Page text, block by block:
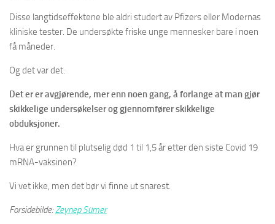
Disse langtidseffektene ble aldri studert av Pfizers eller Modernas
kliniske tester. De undersøkte friske unge mennesker bare i noen
få måneder.
Og det var det.
Det er er avgjørende, mer enn noen gang, å forlange at man gjør
skikkelige undersøkelser og gjennomfører skikkelige
obduksjoner.
Hva er grunnen til plutselig død 1 til 1,5 år etter den siste Covid 19
mRNA-vaksinen?
Vi vet ikke, men det bør vi finne ut snarest.
Forsidebilde:Zeynep Sümer